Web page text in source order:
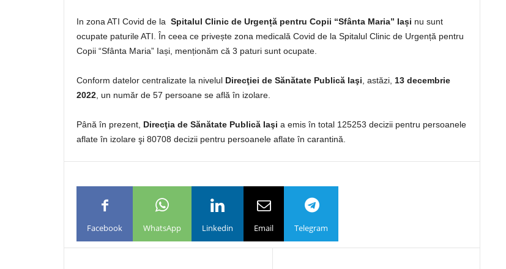
In zona ATI Covid de la Spitalul Clinic de Urgență pentru Copii “Sfânta Maria” Iași nu sunt
ocupate paturile ATI. În ceea ce privește zona medicală Covid de la Spitalul Clinic de Urgență pentru
Copii “Sfânta Maria” Iași, menționăm că 3 paturi sunt ocupate.
Conform datelor centralizate la nivelul Direcţiei de Sănătate Publică Iaşi , astăzi, 13 decembrie
2022 , un număr de 57 persoane se află în izolare.
Până în prezent, Direcţia de Sănătate Publică Iaşi a emis în total 125253 decizii pentru persoanele
aflate în izolare şi 80708 decizii pentru persoanele aflate în carantină.
Facebook WhatsApp Linkedin Email Telegram